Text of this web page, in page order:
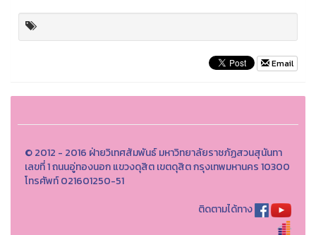
Email
© 2012 - 2016 ฝ่ายวิเทศสัมพันธ์ มหาวิทยาลัยราชภัฏสวนสุนันทา
เลขที่ 1 ถนนอู่ทองนอก แขวงดุสิต เขตดุสิต กรุงเทพมหานคร 10300
โทรศัพท์ 021601250-51
ติดตามได้ทาง